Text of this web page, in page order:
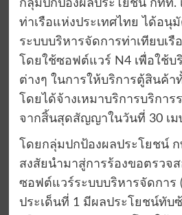
กลุ่มปกป้องผลประโยชน์ กทท.
ท่าเรือแห่งประเทศไทย ได้อนุ
ระบบบริหารจัดการท่าเทียบเรื
โดยใช้ซอฟต์แวร์ N4 เพื่อใช้บ
ต่างๆ ในการให้บริการตู้สินค้า
โดยได้จ้างเหมาบริการบริการ
จากสิ้นสุดสัญญาในวันที่ 30 เม
โดยกลุ่มปกป้องผลประโยชน์
สงสัยนำมาสู่การร้องขอตรวจ
ซอฟต์แวร์ระบบบริหารจัดการ
ประเด็นที่ 1 มีผลประโยชน์ทับ